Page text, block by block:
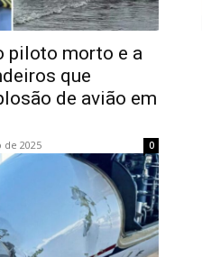
piloto morto e a
que
de avião em
de 2025 0